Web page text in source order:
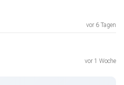
vor 6 Tagen
vor 1 Woche